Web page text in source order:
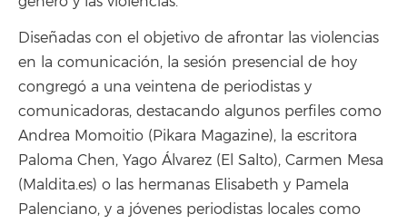
Diseñadas con el objetivo de afrontar las violencias
en la comunicación, la sesión presencial de hoy
congregó a una veintena de periodistas y
comunicadoras, destacando algunos perfiles como
Andrea Momoitio (Pikara Magazine), la escritora
Paloma Chen, Yago Álvarez (El Salto), Carmen Mesa
(Maldita.es) o las hermanas Elisabeth y Pamela
Palenciano, y a jóvenes periodistas locales como